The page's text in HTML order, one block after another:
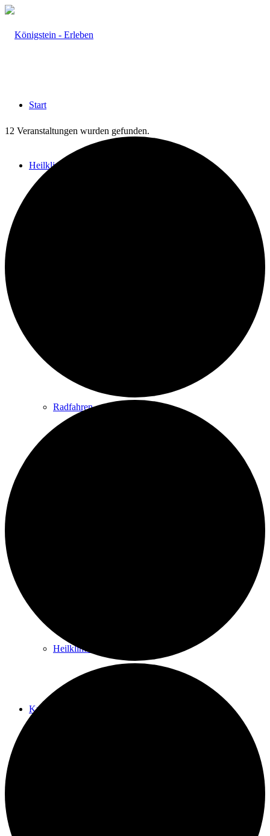
Start
Heilklima
Radfahren
Heilklimaten
Kur & Tourismus
12 Veranstaltungen wurden gefunden.